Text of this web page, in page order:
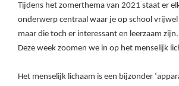
Tijdens het zomerthema van 2021 staat er
onderwerp centraal waar je op school
maar die toch er interessant en leerzaam zijn.
Deze week zoomen we in op het menselijk
Het menselijk lichaam is een bijzonder